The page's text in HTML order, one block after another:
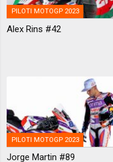
PILOTI MOTOGP 2023
Alex Rins #42
PILOTI MOTOGP 2023
Jorge Martin #89